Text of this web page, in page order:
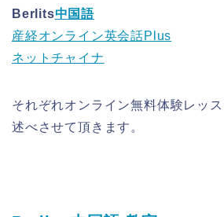
Berlits中国語
産経オンライン英会話Plus
ネットチャイナ
それぞれオンライン無料体験レッ
述べさせて頂きます。